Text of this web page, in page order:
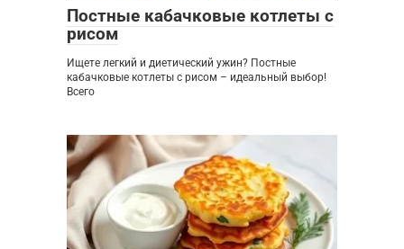
Постные кабачковые котлеты с
рисом
Ищете легкий и диетический ужин? Постные
кабачковые котлеты с рисом – идеальный выбор!
Всего